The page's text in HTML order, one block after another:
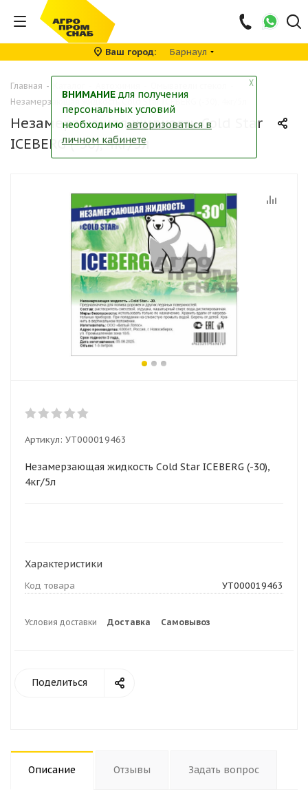
Ваш город Барнаул
Главная -
Незамерзающая жидкость Cold Star ICEBERG (-30), 4кг/5л
Незамерзающая жидкость Cold Star
ICEBERG (-30), 4кг/5л
Артикул: УТ000019463
Незамерзающая жидкость Cold Star ICEBERG (-30),
4кг/5л
Характеристики
Код товара УТ000019463
Условия доставки Доставка Самовывоз
Поделиться
Описание Отзывы Задать вопрос
╳
ВНИМАНИЕ для получения
персональных условий
необходимо авторизоваться в
личном кабинете